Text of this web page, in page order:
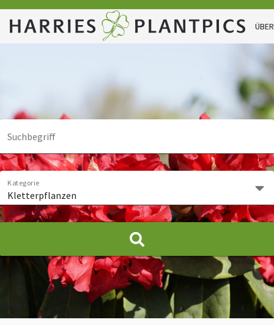
Suchbegriff
Kategorie
Kletterpflanzen